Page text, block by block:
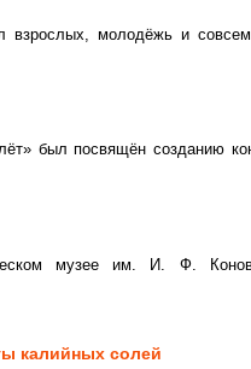
взрослых, молодёжь и
был посвящён созданию
музее им. И. Ф.
калийных солей